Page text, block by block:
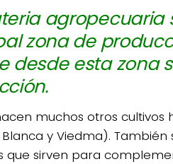
agropecuaria
zona de
desde esta zona
muchos otros
y Viedma).
que sirven para